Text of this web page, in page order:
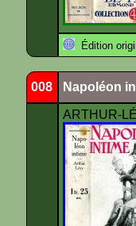
Édition
008 Napoléon
ARTHUR-